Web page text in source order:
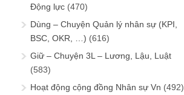
Động lực (470)
Dùng – Chuyện Quản lý nhân sự (KPI,
BSC, OKR, …) (616)
Giữ – Chuyện 3L – Lương, Lậu, Luật
(583)
Hoạt động cộng đồng Nhân sự Vn (492)